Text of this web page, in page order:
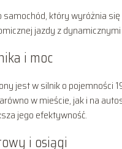
samochód, który wyróżnia
jazdy z
i moc
jest w silnik o pojemności
w mieście, jak i na
jego efektywność.
i osiągi